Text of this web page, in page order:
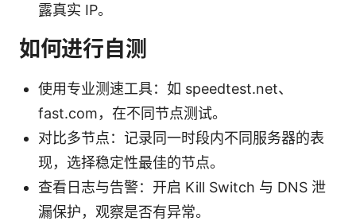
露真实 IP。
如何进行自测
使用专业测速工具：如 speedtest.net、
fast.com，在不同节点测试。
对比多节点：记录同一时段内不同服务器的表
现，选择稳定性最佳的节点。
查看日志与告警：开启 Kill Switch 与 DNS 泄
漏保护，观察是否有异常。